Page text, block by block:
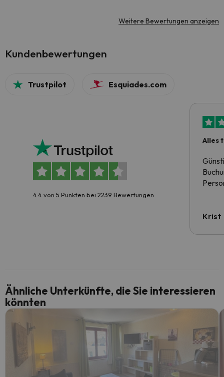
Weitere Bewertungen anzeigen
Kundenbewertungen
Trustpilot Esquiades.com
4.4 von 5 Punkten bei 2239 Bewertungen
Alles
Krist
Ähnliche Unterkünfte, die Sie interessieren
könnten